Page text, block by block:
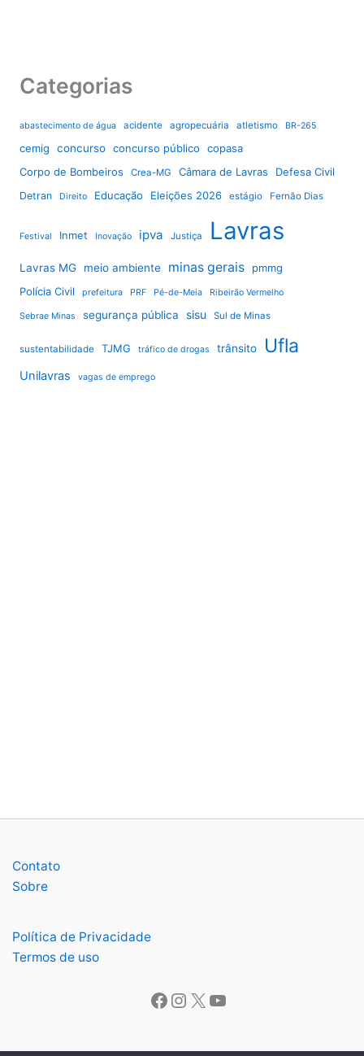
Categorias
abastecimento de água acidente agropecuária atletismo BR-265
cemig concurso concurso público
copasa
Corpo de Bombeiros
Crea-MG Câmara de Lavras Defesa Civil
Detran Direito Educação Eleições 2026 estágio Fernão Dias
Festival Inmet Inovação ipva Justiça Lavras
Lavras MG meio ambiente minas gerais
pmmg
Polícia Civil
prefeitura PRF Pé-de-Meia Ribeirão Vermelho
Sebrae Minas segurança pública sisu Sul de Minas
sustentabilidade TJMG tráfico de drogas trânsito Ufla
Unilavras vagas de emprego
Contato
Sobre
Política de Privacidade
Termos de uso